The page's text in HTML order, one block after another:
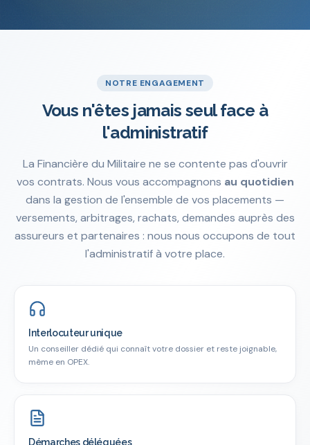
NOTRE ENGAGEMENT
Vous n'êtes jamais seul face à
l'administratif
La Financière du Militaire ne se contente pas d'ouvrir
vos contrats. Nous vous accompagnons au quotidien
dans la gestion de l'ensemble de vos placements —
versements, arbitrages, rachats, demandes auprès des
assureurs et partenaires : nous nous occupons de tout
l'administratif à votre place.
Interlocuteur unique
Un conseiller dédié qui connaît votre dossier et reste joignable,
même en OPEX.
Démarches déléguées